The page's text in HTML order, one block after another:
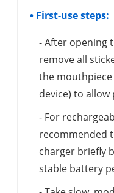
• First-use steps:
- After opening
remove all
the
device) to
- For
recommended
charger briefly
stable battery